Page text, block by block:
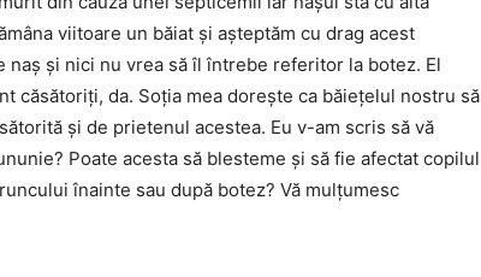
viitoare un băiat și așteptăm cu drag acest
naș și nici nu vrea să îl întrebe referitor la botez. El
căsătoriți, da. Soția mea dorește ca băiețelul nostru să
și de prietenul acestea. Eu v-am scris să vă
Poate acesta să blesteme și să fie afectat copilul
înainte sau după botez? Vă mulțumesc